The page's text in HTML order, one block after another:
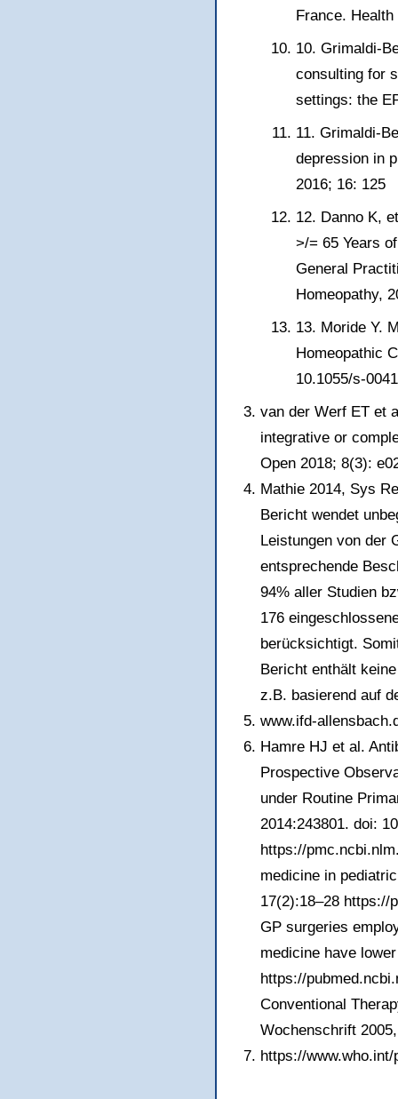
France.
10. Grimaldi-
consulting for
settings: the
11. Grimaldi-
depression in
2016; 16: 125
12. Danno K,
>/= 65 Years
General
Homeopathy,
13. Moride Y.
Homeopathic
10.1055/s-
van der Werf ET et
integrative or
Open 2018; 8(3):
Mathie 2014, Sys
Bericht wendet
Leistungen von der
entsprechende
94% aller Studien
176
berücksichtigt.
Bericht enthält
z.B. basierend auf
www.ifd-
Hamre HJ et al.
Prospective
under Routine
2014:243801. doi:
https://
medicine in
17(2):18–28 https://
GP surgeries
medicine have
https://
Conventional
Wochenschrift
https://